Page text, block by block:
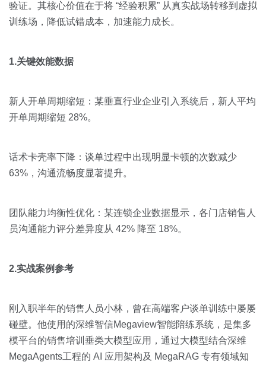
验证。其核心价值在于将 “经验积累” 从真实战场转移到虚拟
训练场，降低试错成本，加速能力成长。
1.关键效能数据
新人开单周期缩短：某垂直行业企业引入系统后，新人平均
开单周期缩短 28%。
话术卡壳率下降：谈单过程中出现明显卡顿的次数减少
63%，沟通流畅度显著提升。
团队能力均衡性优化：某连锁企业数据显示，各门店销售人
员沟通能力评分差异度从 42% 降至 18%。
2.实战案例参考
刚入职半年的销售人员小林，曾在高端客户谈单训练中屡屡
碰壁。他使用的深维智信Megaview智能陪练系统，是集多
模平台的销售培训垂类大模型应用，通过大模型结合深维
MegaAgents工程的 AI 应用架构及 MegaRAG 专有领域知